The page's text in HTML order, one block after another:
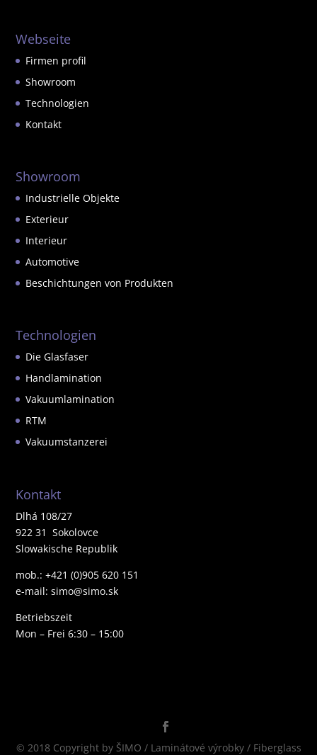
Webseite
Firmen profil
Showroom
Technologien
Kontakt
Showroom
Industrielle Objekte
Exterieur
Interieur
Automotive
Beschichtungen von Produkten
Technologien
Die Glasfaser
Handlamination
Vakuumlamination
RTM
Vakuumstanzerei
Kontakt
Dlhá 108/27
922 31 Sokolovce
Slowakische Republik
mob.: +421 (0)905 620 151
e-mail: simo@simo.sk
Betriebszeit
Mon – Frei 6:30 – 15:00
© 2018 Copyright by ŠIMO / Laminátové výrobky / Fiberglass